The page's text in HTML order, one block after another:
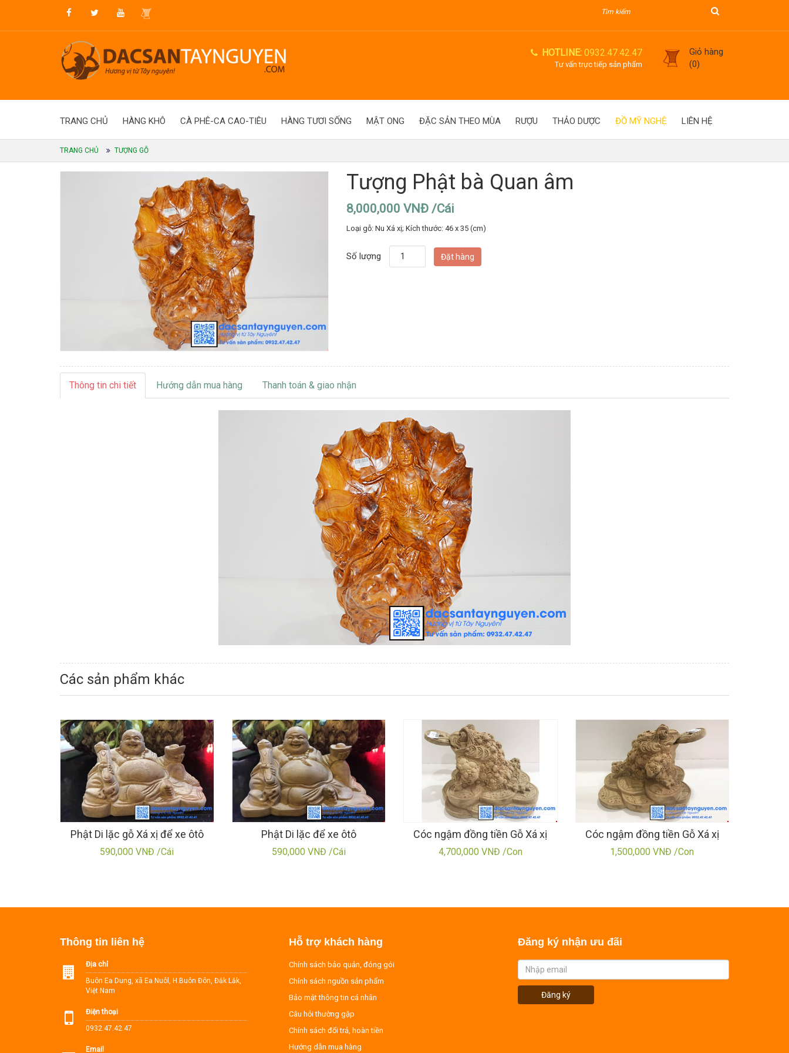
HOTLINE: 0932.47.42.47
Tư vấn trực tiếp sản phẩm
Giỏ hàng
(0)
TRANG CHỦ HÀNG KHÔ CÀ PHÊ-CA CAO-TIÊU HÀNG TƯƠI SỐNG MẬT ONG ĐẶC SẢN THEO MÙA RƯỢU THẢO DƯỢC ĐỒ MỸ NGHỆ LIÊN HỆ
TRANG CHỦ TƯỢNG GỖ
Tượng Phật bà Quan âm
8,000,000 VNĐ /Cái
Loại gỗ: Nu Xá xị; Kích thước: 46 x 35 (cm)
Số lượng
Thông tin chi tiết Hướng dẫn mua hàng Thanh toán & giao nhận
Các sản phẩm khác
Phật Di lặc gỗ Xá xị để xe ôtô
590,000 VNĐ /Cái
Phật Di lặc để xe ôtô
590,000 VNĐ /Cái
Cóc ngậm đồng tiền Gỗ Xá xị
4,700,000 VNĐ /Con
Cóc ngậm đồng tiền Gỗ Xá xị
1,500,000 VNĐ /Con
Thông tin liên hệ
Địa chỉ
Buôn Ea Dung, xã Ea Nuôl, H.Buôn Đôn, Đắk Lắk,
Việt Nam
Điện thoại
0932.47.42.47
Email
Hỗ trợ khách hàng
Chính sách bảo quản, đóng gói
Chính sách nguồn sản phẩm
Bảo mật thông tin cá nhân
Câu hỏi thường gặp
Chính sách đổi trả, hoàn tiền
Hướng dẫn mua hàng
Đăng ký nhận ưu đãi
Đăng ký